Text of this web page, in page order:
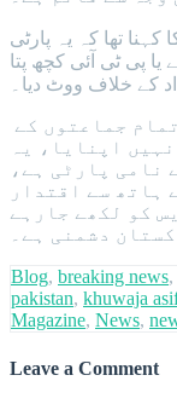
تھا کہ یہ پارٹی
پی ٹی آئی کچھ پتا
کے خلاف ووٹ دیا۔
اپنایا، یہ
نامی پارٹی ہے،
ہاتھ سے اقتدار
کو لکھے جارہے
دشمنی ہے۔
Blog, breaking news,
pakistan, khuwaja
Magazine, News,
Leave a Comment